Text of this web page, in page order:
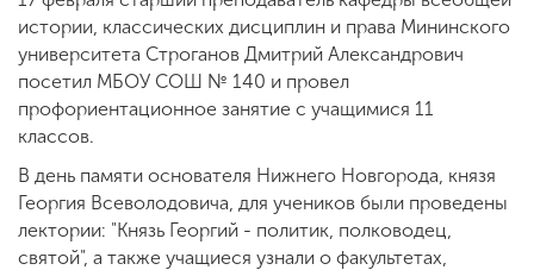
+7 (831) 262-26-20
истории, классических дисциплин и права Мининского
университета Строганов Дмитрий Александрович
посетил МБОУ СОШ № 140 и провел
профориентационное занятие с учащимися 11
классов.
В день памяти основателя Нижнего Новгорода, князя
Георгия Всеволодовича, для учеников были проведены
лектории: "Князь Георгий - политик, полководец,
святой", а также учащиеся узнали о факультетах,